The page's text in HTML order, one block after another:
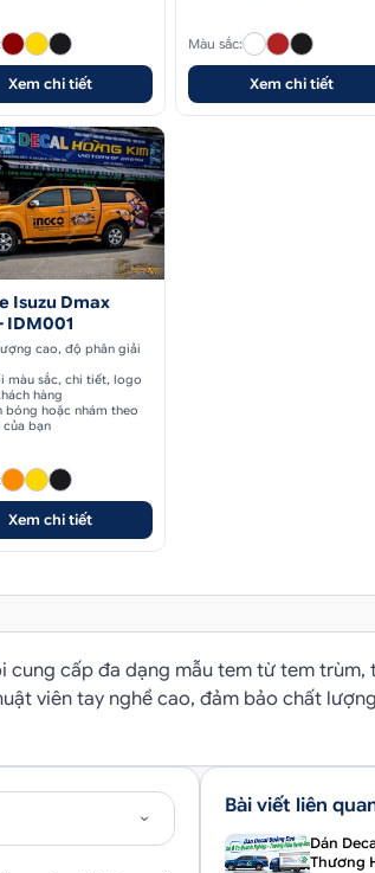
Xem chi tiết
Màu sắc:
Xem chi tiết
Isuzu Dmax
IDM001
cao, độ phân giải
màu sắc, chi tiết, logo
hàng
bóng hoặc nhám theo
bạn
Xem chi tiết
cung cấp đa dạng mẫu tem từ tem
viên tay nghề cao, đảm bảo chất
Bài viết liên
Dán
Thương